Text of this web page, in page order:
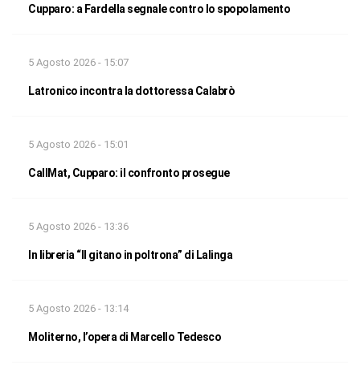
Cupparo: a Fardella segnale contro lo spopolamento
5 Agosto 2026 - 15:07
Latronico incontra la dottoressa Calabrò
5 Agosto 2026 - 15:01
CallMat, Cupparo: il confronto prosegue
5 Agosto 2026 - 13:36
In libreria “Il gitano in poltrona” di Lalinga
5 Agosto 2026 - 13:14
Moliterno, l’opera di Marcello Tedesco